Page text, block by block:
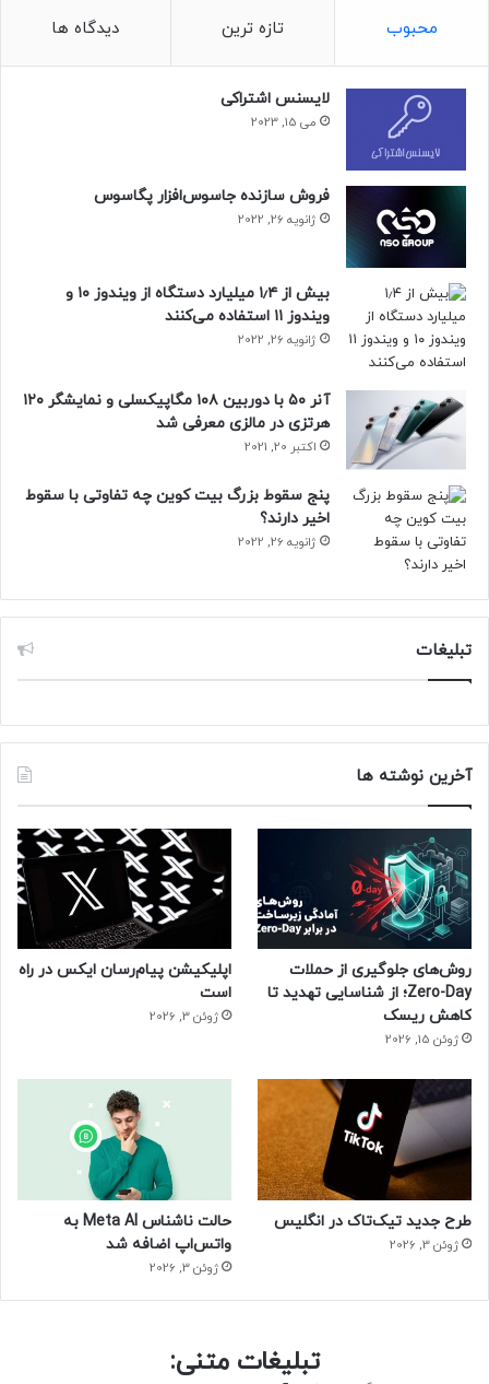
درحال‌حاضر، دلیل استفاده‌ نکردن مدیاتک از فرایند دو نانومتری
TSMC مشخص نیست، اما گفته می‌شود که اپل ظرفیت کامل این
نود را برای پردازنده‌ی A19 نسل بعدی آیفون رزرو کرده است.
در زمان مشابهی در سال آینده رونمایی کند. این تاریخ تقریباً
همزمان با معرفی اگزینوس ۲۶۰۰ سامسونگ خواهد بود.
حتما بخوانید :تاریخ عرضه ردمی توربو ۴ تأیید شد
منبع : زومیت
محبوب تازه ترین دیدگاه ها
لایسنس اشتراکی
می 15, 2023
فروش سازنده جاسوس‌افزار پگاسوس
ژانویه 26, 2022
بیش از ۱٫۴ میلیارد دستگاه از ویندوز ۱۰ و
ویندوز ۱۱ استفاده می‌کنند
ژانویه 26, 2022
آنر ۵۰ با دوربین ۱۰۸ مگاپیکسلی و نمایشگر ۱۲۰
هرتزی در مالزی معرفی شد
اکتبر 20, 2021
پنج سقوط بزرگ بیت کوین چه تفاوتی با سقوط
اخیر دارند؟
ژانویه 26, 2022
تبلیغات
آخرین نوشته ها
روش‌های جلوگیری از حملات
Zero-Day؛ از شناسایی تهدید تا
کاهش ریسک
ژوئن 15, 2026
اپلیکیشن پیام‌رسان ایکس در راه
است
ژوئن 3, 2026
طرح جدید تیک‌تاک در انگلیس
ژوئن 3, 2026
حالت ناشناس Meta AI به
واتس‌اپ اضافه شد
ژوئن 3, 2026
تبلیغات متنی: